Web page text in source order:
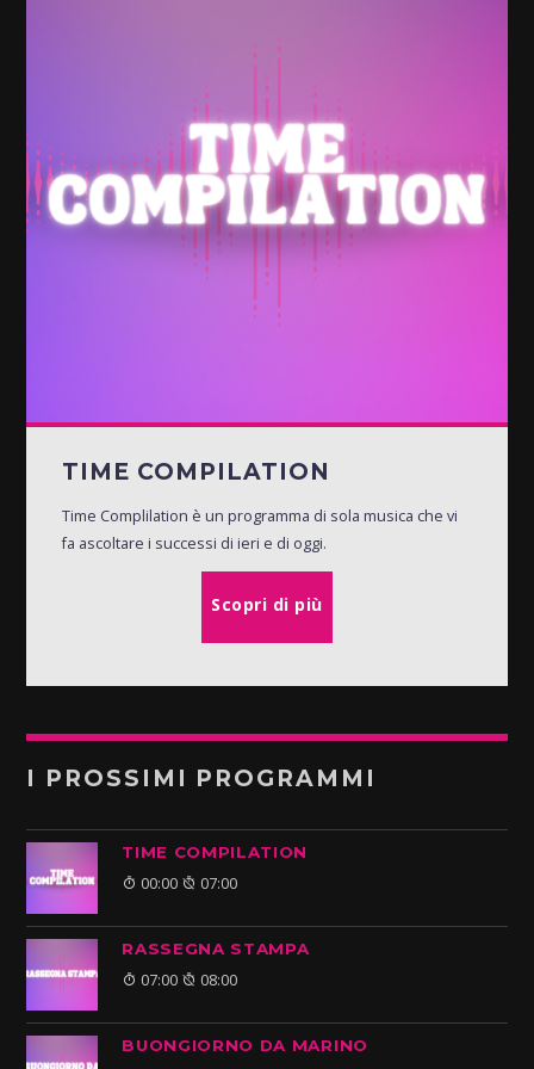
TIME COMPILATION
Time Complilation è un programma di sola musica che vi
fa ascoltare i successi di ieri e di oggi.
Scopri di più
I PROSSIMI PROGRAMMI
TIME COMPILATION
00:00 07:00
RASSEGNA STAMPA
07:00 08:00
BUONGIORNO DA MARINO